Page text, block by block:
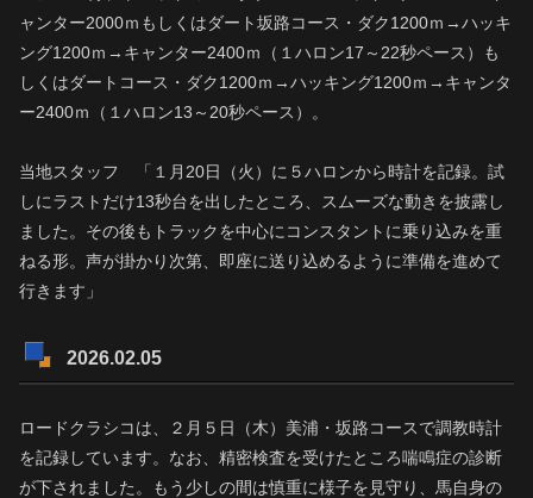
ャンター2000ｍもしくはダート坂路コース・ダク1200ｍ→ハッキ
ング1200ｍ→キャンター2400ｍ（１ハロン17～22秒ペース）も
しくはダートコース・ダク1200ｍ→ハッキング1200ｍ→キャンタ
ー2400ｍ（１ハロン13～20秒ペース）。
当地スタッフ 「１月20日（火）に５ハロンから時計を記録。試
しにラストだけ13秒台を出したところ、スムーズな動きを披露し
ました。その後もトラックを中心にコンスタントに乗り込みを重
ねる形。声が掛かり次第、即座に送り込めるように準備を進めて
行きます」
2026.02.05
ロードクラシコは、２月５日（木）美浦・坂路コースで調教時計
を記録しています。なお、精密検査を受けたところ喘鳴症の診断
が下されました。もう少しの間は慎重に様子を見守り、馬自身の